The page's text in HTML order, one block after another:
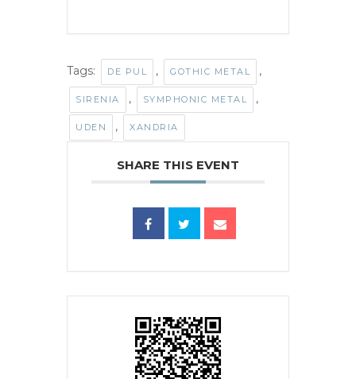
Tags: DE PUL , GOTHIC METAL ,
SIRENIA , SYMPHONIC METAL ,
UDEN , XANDRIA
SHARE THIS EVENT